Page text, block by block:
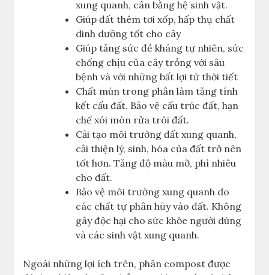
xung quanh, cân bằng hệ sinh vật.
Giúp đất thêm tơi xốp, hấp thụ chất
dinh dưỡng tốt cho cây
Giúp tăng sức đề kháng tự nhiên, sức
chống chịu của cây trồng với sâu
bệnh và với những bất lợi từ thời tiết
Chất mùn trong phân làm tăng tính
kết cấu đất. Bảo vệ cấu trúc đất, hạn
chế xói mòn rửa trôi đất.
Cải tạo môi trường đất xung quanh,
cải thiện lý, sinh, hóa của đất trở nên
tốt hơn. Tăng độ màu mỡ, phì nhiêu
cho đất.
Bảo vệ môi trường xung quanh do
các chất tự phân hủy vào đất. Không
gây độc hại cho sức khỏe người dùng
và các sinh vật xung quanh.
Ngoài những lợi ích trên, phân compost được